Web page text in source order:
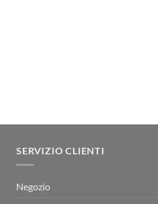
SERVIZIO CLIENTI
Negozio